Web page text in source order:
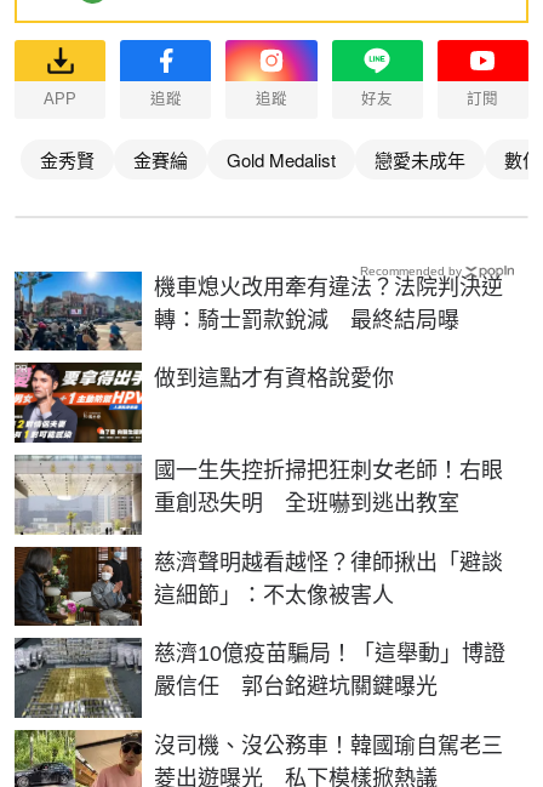
APP 追蹤 追蹤 好友 訂閱
金秀賢 金賽綸 Gold Medalist 戀愛未成年 數
機車熄火改用牽有違法？法院判決逆
轉：騎士罰款銳減 最終結局曝
做到這點才有資格說愛你
PR
國一生失控折掃把狂刺女老師！右眼
重創恐失明 全班嚇到逃出教室
慈濟聲明越看越怪？律師揪出「避談
這細節」：不太像被害人
慈濟10億疫苗騙局！「這舉動」博證
嚴信任 郭台銘避坑關鍵曝光
沒司機、沒公務車！韓國瑜自駕老三
菱出遊曝光 私下模樣掀熱議
Recommended by